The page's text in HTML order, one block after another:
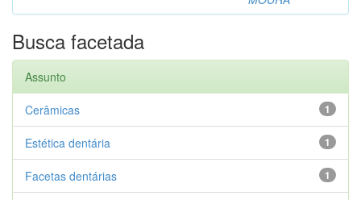
Busca facetada
Assunto
1
Cerâmicas
1
Estética dentária
1
Facetas dentárias